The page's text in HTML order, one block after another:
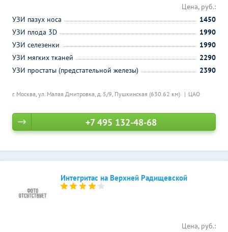
г. Москва, ул. Малая Дмитровка, д. 5/9, Пушкинская (630.62 км) ЦАО
Цена, руб.:
УЗИ пазух носа
1450
УЗИ плода 3D
1990
УЗИ селезенки
1990
УЗИ мягких тканей
2290
УЗИ простаты (предстательной железы)
2390
+7 495 132-48-68
Интегритас на Верхней Радищевской
Цена, руб.: